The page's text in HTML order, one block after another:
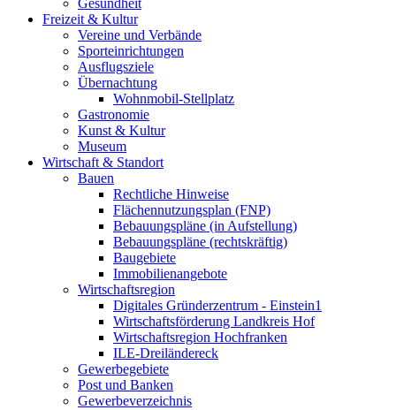
Gesundheit
Freizeit & Kultur
Vereine und Verbände
Sporteinrichtungen
Ausflugsziele
Übernachtung
Wohnmobil-Stellplatz
Gastronomie
Kunst & Kultur
Museum
Wirtschaft & Standort
Bauen
Rechtliche Hinweise
Flächennutzungsplan (FNP)
Bebauungspläne (in Aufstellung)
Bebauungspläne (rechtskräftig)
Baugebiete
Immobilienangebote
Wirtschaftsregion
Digitales Gründerzentrum - Einstein1
Wirtschaftsförderung Landkreis Hof
Wirtschaftsregion Hochfranken
ILE-Dreiländereck
Gewerbegebiete
Post und Banken
Gewerbeverzeichnis